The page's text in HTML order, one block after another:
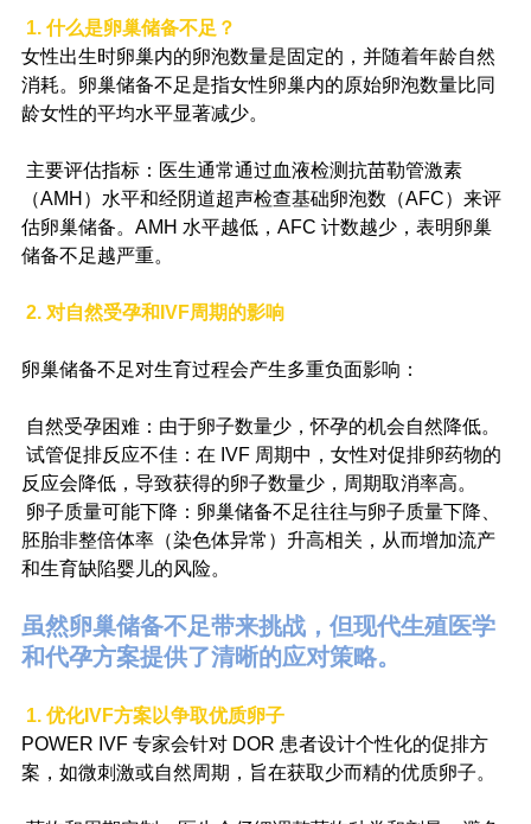
1. 什么是卵巢储备不足？
女性出生时卵巢内的卵泡数量是固定的，并随着年龄自然
消耗。卵巢储备不足是指女性卵巢内的原始卵泡数量比同
龄女性的平均水平显著减少。
主要评估指标：医生通常通过血液检测抗苗勒管激素
（AMH）水平和经阴道超声检查基础卵泡数（AFC）来评
估卵巢储备。AMH 水平越低，AFC 计数越少，表明卵巢
储备不足越严重。
2. 对自然受孕和IVF周期的影响
卵巢储备不足对生育过程会产生多重负面影响：
自然受孕困难：由于卵子数量少，怀孕的机会自然降低。
试管促排反应不佳：在 IVF 周期中，女性对促排卵药物的
反应会降低，导致获得的卵子数量少，周期取消率高。
卵子质量可能下降：卵巢储备不足往往与卵子质量下降、
胚胎非整倍体率（染色体异常）升高相关，从而增加流产
和生育缺陷婴儿的风险。
虽然卵巢储备不足带来挑战，但现代生殖医学
和代孕方案提供了清晰的应对策略。
1. 优化IVF方案以争取优质卵子
POWER IVF 专家会针对 DOR 患者设计个性化的促排方
案，如微刺激或自然周期，旨在获取少而精的优质卵子。